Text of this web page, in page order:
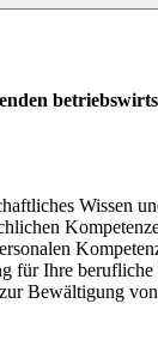
Wissen
für Ihre
Bewältigung